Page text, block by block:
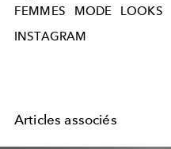
FEMMES MODE LOOKS
INSTAGRAM
Articles associés